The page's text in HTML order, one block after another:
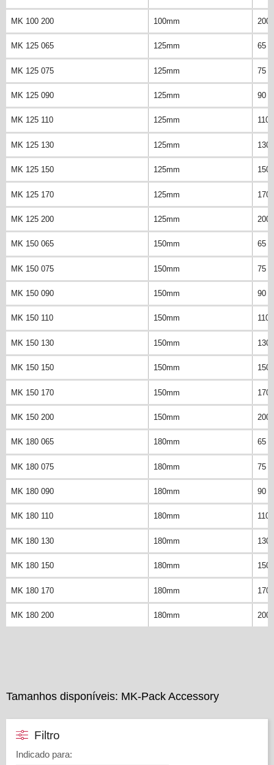
MK 100 200 100mm 200
MK 125 065 125mm 65
MK 125 075 125mm 75
MK 125 090 125mm 90
MK 125 110 125mm 110
MK 125 130 125mm 130
MK 125 150 125mm 150
MK 125 170 125mm 170
MK 125 200 125mm 200
MK 150 065 150mm 65
MK 150 075 150mm 75
MK 150 090 150mm 90
MK 150 110 150mm 110
MK 150 130 150mm 130
MK 150 150 150mm 150
MK 150 170 150mm 170
MK 150 200 150mm 200
MK 180 065 180mm 65
MK 180 075 180mm 75
MK 180 090 180mm 90
MK 180 110 180mm 110
MK 180 130 180mm 130
MK 180 150 180mm 150
MK 180 170 180mm 170
MK 180 200 180mm 200
Tamanhos disponíveis: MK-Pack Accessory
Filtro
Indicado para: